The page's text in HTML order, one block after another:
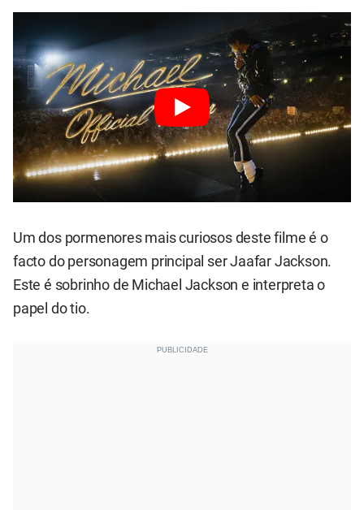
Um dos pormenores mais curiosos deste filme é o
facto do personagem principal ser Jaafar Jackson.
Este é sobrinho de Michael Jackson e interpreta o
papel do tio.